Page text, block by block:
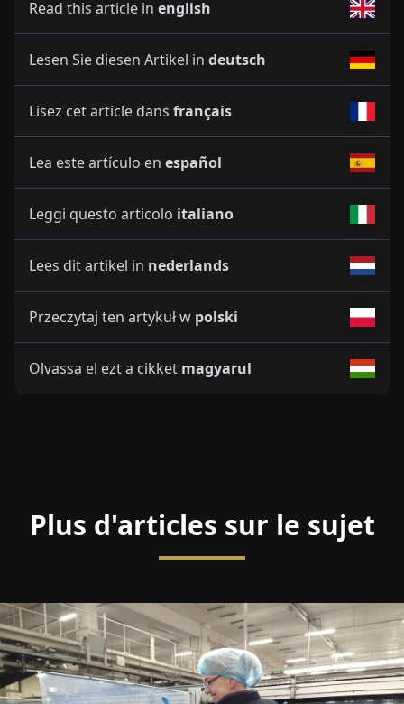
Read this article in english
Lesen Sie diesen Artikel in deutsch
Lisez cet article dans français
Lea este artículo en español
Leggi questo articolo italiano
Lees dit artikel in nederlands
Przeczytaj ten artykuł w polski
Olvassa el ezt a cikket magyarul
Plus d'articles sur le sujet